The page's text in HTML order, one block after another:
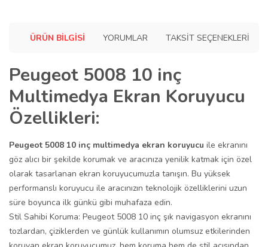
ÜRÜN BILGISI YORUMLAR TAKSIT SEÇENEKLERI
Peugeot 5008 10 inç
Multimedya Ekran Koruyucu
Özellikleri:
Peugeot 5008 10 inç multimedya ekran koruyucu ile ekranını
göz alıcı bir şekilde korumak ve aracınıza yenilik katmak için özel
olarak tasarlanan ekran koruyucumuzla tanışın. Bu yüksek
performanslı koruyucu ile aracınızın teknolojik özelliklerini uzun
süre boyunca ilk günkü gibi muhafaza edin.
Stil Sahibi Koruma: Peugeot 5008 10 inç şık navigasyon ekranını
tozlardan, çiziklerden ve günlük kullanımın olumsuz etkilerinden